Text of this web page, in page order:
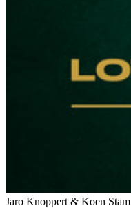
Jaro Knoppert & Koen Stam